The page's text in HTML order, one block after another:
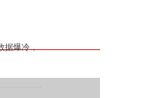
据爆冷，